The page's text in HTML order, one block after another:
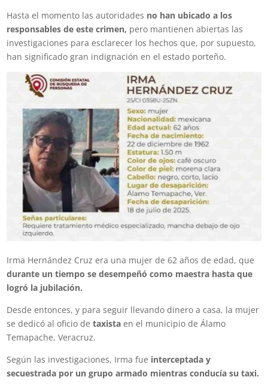
Hasta el momento las autoridades no han ubicado a los
responsables de este crimen, pero mantienen abiertas las
investigaciones para esclarecer los hechos que, por supuesto,
han significado gran indignación en el estado porteño.
Irma Hernández Cruz era una mujer de 62 años de edad, que
durante un tiempo se desempeñó como maestra hasta que
logró la jubilación.
Desde entonces, y para seguir llevando dinero a casa, la mujer
se dedicó al oficio detaxistaen el municipio de Álamo
Temapache, Veracruz.
Según las investigaciones, Irma fue interceptada y
secuestrada por un grupo armado mientras conducía su taxi.